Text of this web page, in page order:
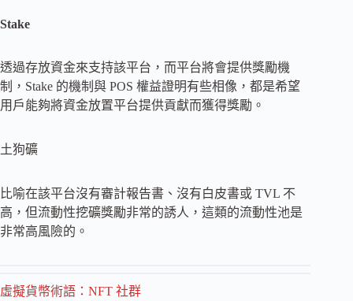
Stake
透過存放資金來支持該平台，而平台將會提供獎勵機
制，Stake 的機制與 POS 權益證明有些相像，都是希望
用戶能夠將資金放置平台提供貢獻而獲得獎勵。
土狗礦
比喻在該平台沒有審計報告書、沒有白皮書或 TVL 不
高，但流動性挖礦獎勵非常的誘人，這類的流動性池是
非常高風險的。
虛擬貨幣術語： NFT 社群